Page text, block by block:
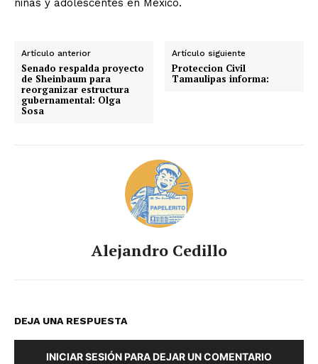
niñas y adolescentes en México.
Artículo anterior
Senado respalda proyecto
de Sheinbaum para
reorganizar estructura
gubernamental: Olga
Sosa
Artículo siguiente
Proteccion Civil
Tamaulipas informa:
Alejandro Cedillo
DEJA UNA RESPUESTA
INICIAR SESIÓN PARA DEJAR UN COMENTARIO